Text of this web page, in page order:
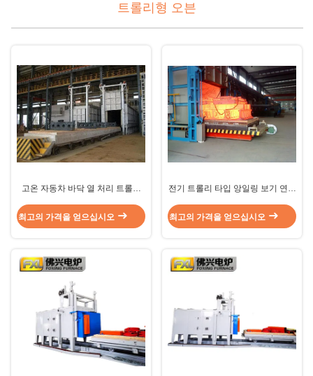
트롤리형 오븐
고온 자동차 바닥 열 처리 트롤리
최고의 가격을 얻으십시오
전기 트롤리 타입 앙일링 보기 연화
최고의 가격을 얻으십시오